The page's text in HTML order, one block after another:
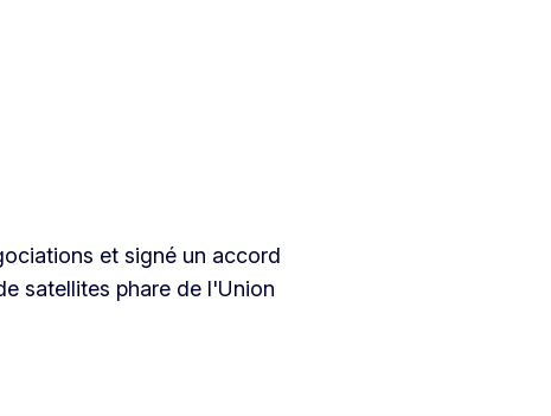
et signé un accord
satellites phare de l'Union